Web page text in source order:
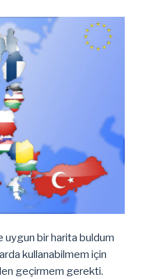
bir harita buldum
kullanabilmem için
geçirmem gerekti.